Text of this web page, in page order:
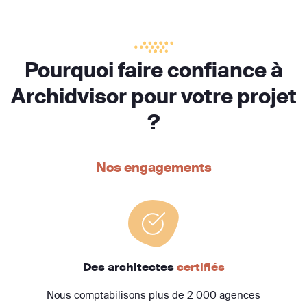
Pourquoi faire confiance à
Archidvisor pour votre projet
?
Nos engagements
Des architectes certifiés
Nous comptabilisons plus de 2 000 agences